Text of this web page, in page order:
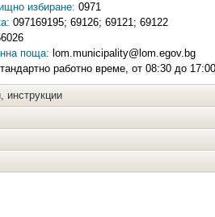
избиране: 0971
097169195; 69126; 69121; 69122
поща: lom.municipality@lom.egov.bg
работно време, от 08:30 до
инструкции